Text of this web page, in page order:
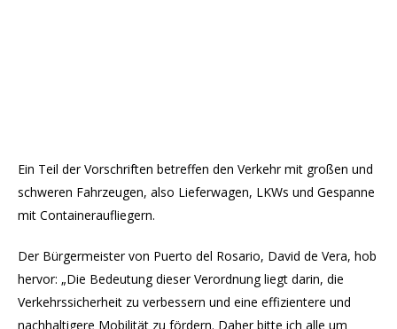
Ein Teil der Vorschriften betreffen den Verkehr mit großen und
schweren Fahrzeugen, also Lieferwagen, LKWs und Gespanne
mit Containeraufliegern.
Der Bürgermeister von Puerto del Rosario, David de Vera, hob
hervor: „Die Bedeutung dieser Verordnung liegt darin, die
Verkehrssicherheit zu verbessern und eine effizientere und
nachhaltigere Mobilität zu fördern. Daher bitte ich alle um